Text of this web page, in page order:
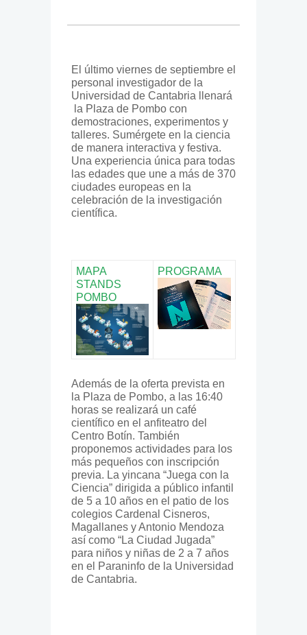
El último viernes de septiembre el
pe​rsonal investigador de la
Universidad de Cantabria llenará​
la Plaza de Pombo con
demostraciones, experimentos y
talleres. Sumérgete en la ciencia
de manera interactiva y festiva.
Una experiencia única para todas
las edades que une a más de 370
ciudades europe​as en la
celebración de la investigación
científica.​
MAPA
STANDS
POMBO​
PROGRAMA
​Además de la oferta prevista en
la Plaza de Pombo, a las 16:40
horas se realizará un café
científico en el anfiteatro del
Centro Botín. También
proponemos actividades para los
más pequeños con inscripción
previa. La yincana “Juega con la
Ciencia” dirigida a público infantil
de 5 a 10 años en el patio de los
colegios Cardenal Cisneros,
Magallanes y Antonio Mendoza
así como “La Ciudad Jugada”
para niños y niñas de 2 a 7 años
en el Paraninfo de la Universidad
de Cantabria.